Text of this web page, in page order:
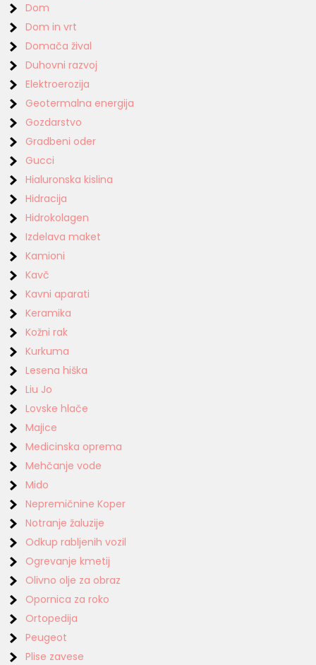
Dom
Dom in vrt
Domača žival
Duhovni razvoj
Elektroerozija
Geotermalna energija
Gozdarstvo
Gradbeni oder
Gucci
Hialuronska kislina
Hidracija
Hidrokolagen
Izdelava maket
Kamioni
Kavč
Kavni aparati
Keramika
Kožni rak
Kurkuma
Lesena hiška
Liu Jo
Lovske hlače
Majice
Medicinska oprema
Mehčanje vode
Mido
Nepremičnine Koper
Notranje žaluzije
Odkup rabljenih vozil
Ogrevanje kmetij
Olivno olje za obraz
Opornica za roko
Ortopedija
Peugeot
Plise zavese